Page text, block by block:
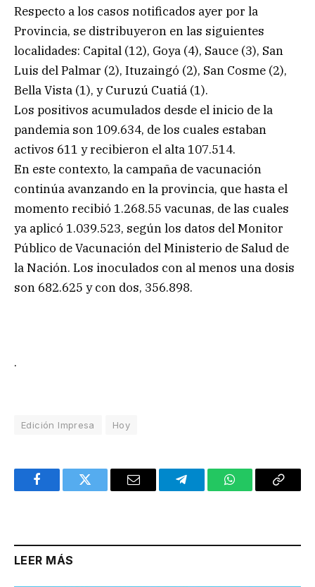
Respecto a los casos notificados ayer por la
Provincia, se distribuyeron en las siguientes
localidades: Capital (12), Goya (4), Sauce (3), San
Luis del Palmar (2), Ituzaingó (2), San Cosme (2),
Bella Vista (1), y Curuzú Cuatiá (1).
Los positivos acumulados desde el inicio de la
pandemia son 109.634, de los cuales estaban
activos 611 y recibieron el alta 107.514.
En este contexto, la campaña de vacunación
continúa avanzando en la provincia, que hasta el
momento recibió 1.268.55 vacunas, de las cuales
ya aplicó 1.039.523, según los datos del Monitor
Público de Vacunación del Ministerio de Salud de
la Nación. Los inoculados con al menos una dosis
son 682.625 y con dos, 356.898.
.
Edición Impresa Hoy
FacebookTwitter Email TelegramWhatsAppCopy
LEER MÁS